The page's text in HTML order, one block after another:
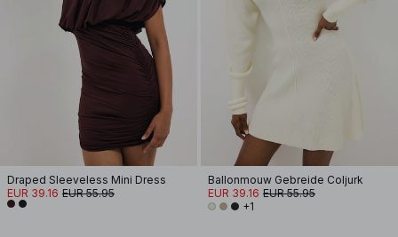
Draped Sleeveless Mini Dress
EUR 39.16 EUR 55.95
Ballonmouw Gebreide Coljurk
EUR 39.16 EUR 55.95
+1